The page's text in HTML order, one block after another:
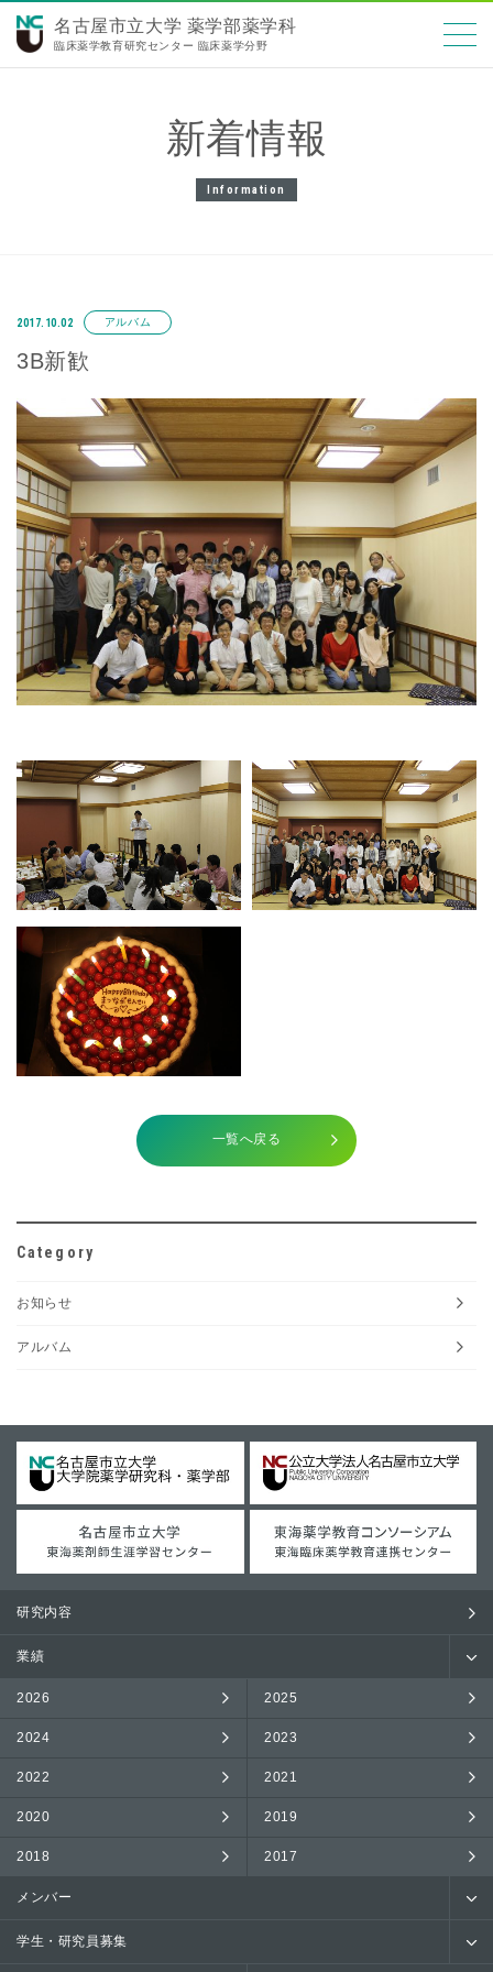
名古屋市立大学 薬学部薬学科
臨床薬学教育研究センター 臨床薬学分野
新着情報
Information
2017.10.02 アルバム
3B新歓
一覧へ戻る
Category
お知らせ
アルバム
研究内容
業績
2026 2025
2024 2023
2022 2021
2020 2019
2018 2017
メンバー
学生・研究員募集